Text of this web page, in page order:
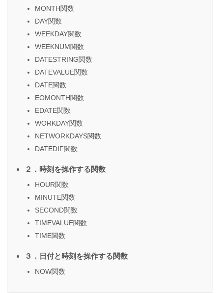
MONTH関数
DAY関数
WEEKDAY関数
WEEKNUM関数
DATESTRING関数
DATEVALUE関数
DATE関数
EOMONTH関数
EDATE関数
WORKDAY関数
NETWORKDAYS関数
DATEDIF関数
２．時刻を操作する関数
HOUR関数
MINUTE関数
SECOND関数
TIMEVALUE関数
TIME関数
３．日付と時刻を操作する関数
NOW関数